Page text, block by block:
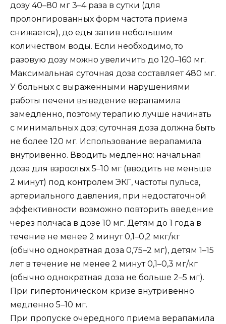
дозу 40–80 мг 3–4 раза в сутки (для
пролонгированных форм частота приема
снижается), до еды запив небольшим
количеством воды. Если необходимо, то
разовую дозу можно увеличить до 120–160 мг.
Максимальная суточная доза составляет 480 мг.
У больных с выраженными нарушениями
работы печени выведение верапамила
замедленно, поэтому терапию лучше начинать
с минимальных доз; суточная доза должна быть
не более 120 мг. Использование верапамила
внутривенно. Вводить медленно: начальная
доза для взрослых 5–10 мг (вводить не меньше
2 минут) под контролем ЭКГ, частоты пульса,
артериального давления, при недостаточной
эффективности возможно повторить введение
через полчаса в дозе 10 мг. Детям до 1 года в
течение не менее 2 минут 0,1–0,2 мкг/кг
(обычно однократная доза 0,75–2 мг), детям 1–15
лет в течение не менее 2 минут 0,1–0,3 мг/кг
(обычно однократная доза не больше 2–5 мг).
При гипертоническом кризе внутривенно
медленно 5–10 мг.
При пропуске очередного приема верапамила